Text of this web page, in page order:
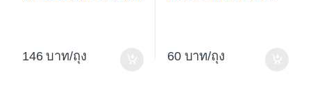
146 /ถุง 60 /ถุง